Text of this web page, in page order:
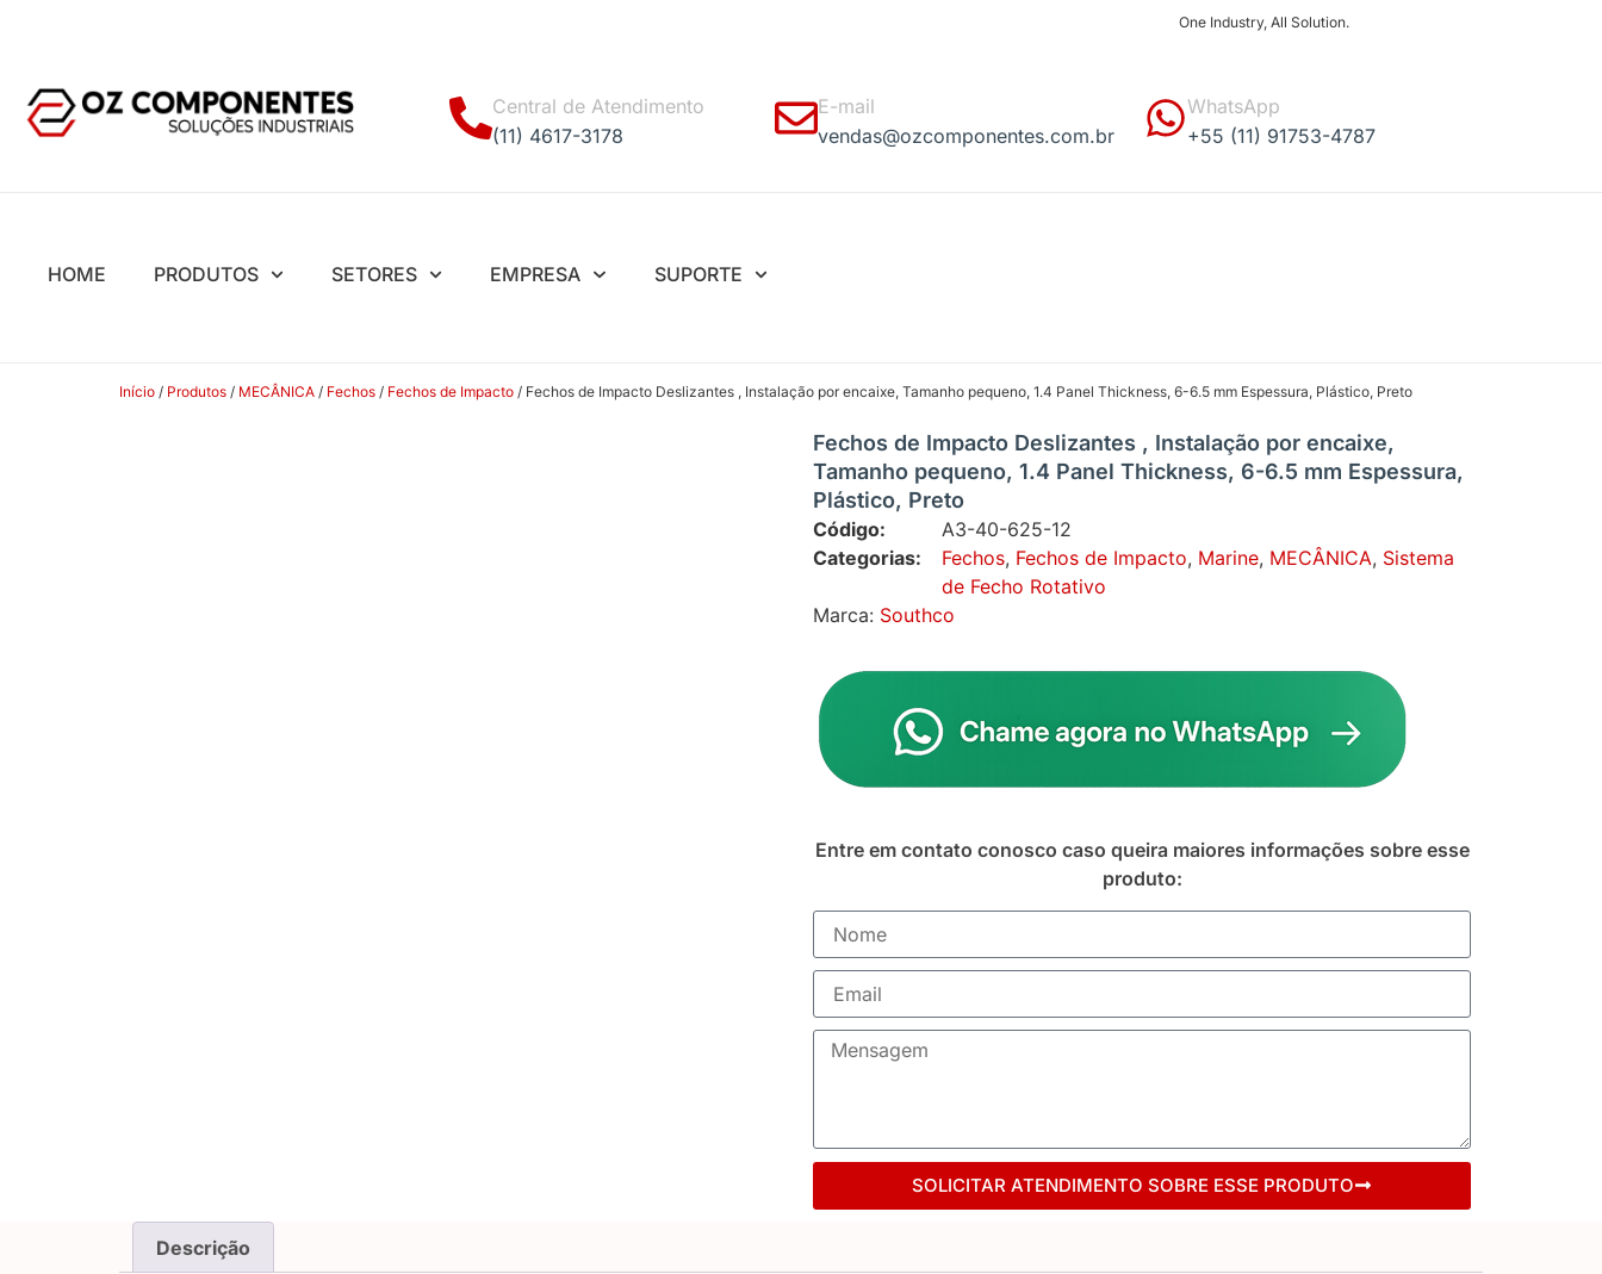
One Industry, All Solution.
Central de Atendimento
(11) 4617-3178
E-mail
vendas@ozcomponentes.com.br
WhatsApp
+55 (11) 91753-4787
HOME PRODUTOS SETORES EMPRESA SUPORTE
Início / Produtos / MECÂNICA / Fechos / Fechos de Impacto / Fechos de Impacto Deslizantes , Instalação por encaixe, Tamanho pequeno, 1.4 Panel Thickness, 6-6.5 mm Espessura, Plástico, Preto
Fechos de Impacto Deslizantes , Instalação por encaixe,
Tamanho pequeno, 1.4 Panel Thickness, 6-6.5 mm Espessura,
Plástico, Preto
Código:
A3-40-625-12
Categorias:
Fechos, Fechos de Impacto, Marine, MECÂNICA, Sistema
de Fecho Rotativo
Marca: Southco
Entre em contato conosco caso queira maiores informações sobre esse
produto:
SOLICITAR ATENDIMENTO SOBRE ESSE PRODUTO
Descrição